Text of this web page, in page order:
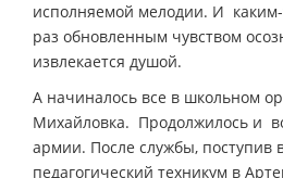
исполняемой мелодии. И
раз обновленным чувством
извлекается душой.
А начиналось все в школьном
Михайловка. Продолжилось и
армии. После службы, поступив
педагогический техникум в